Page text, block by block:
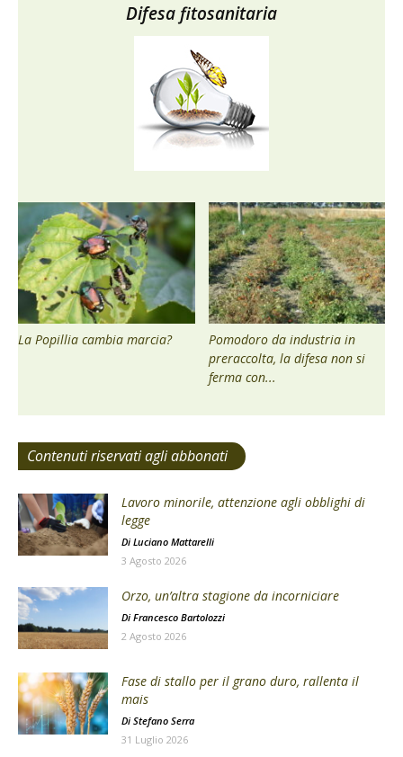
Difesa fitosanitaria
La Popillia cambia marcia?
Pomodoro da industria in
preraccolta, la difesa non si
ferma con...
Contenuti riservati agli abbonati
Lavoro minorile, attenzione agli obblighi di
legge
Di Luciano Mattarelli
3 Agosto 2026
Orzo, un’altra stagione da incorniciare
Di Francesco Bartolozzi
2 Agosto 2026
Fase di stallo per il grano duro, rallenta il
mais
Di Stefano Serra
31 Luglio 2026